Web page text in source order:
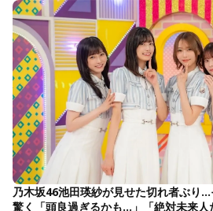
乃木坂46池田瑛紗が見せた切れ者ぶり
驚く「頭良過ぎるかも…」「絶対未来